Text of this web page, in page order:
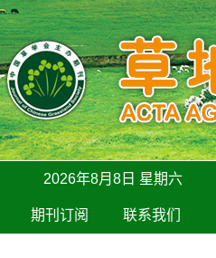
2026年8月8日 星期六
期刊订阅 联系我们